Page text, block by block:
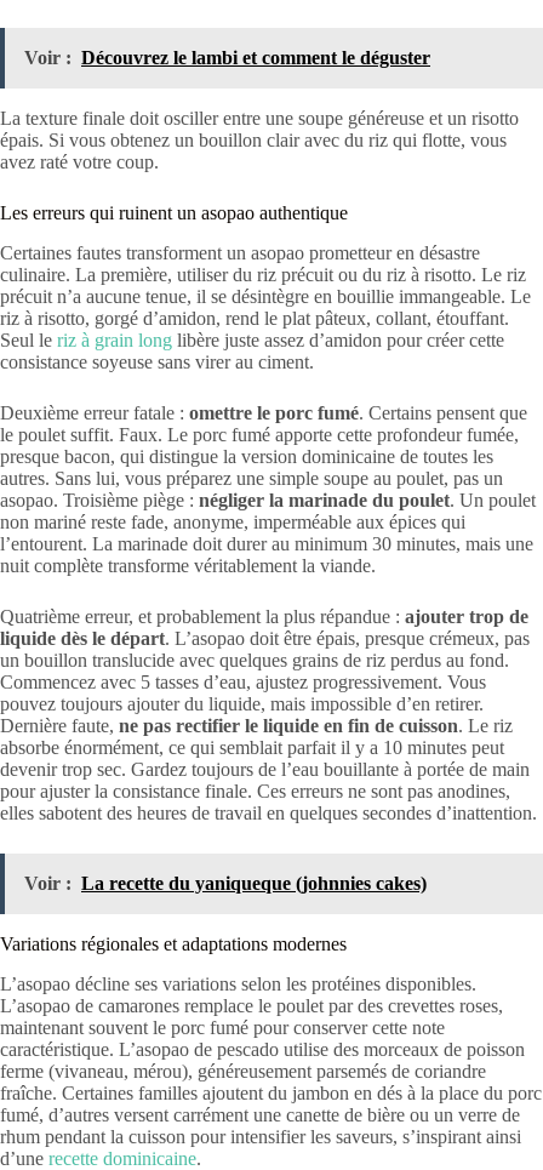
Voir : Découvrez le lambi et comment le déguster
La texture finale doit osciller entre une soupe généreuse et un risotto
épais. Si vous obtenez un bouillon clair avec du riz qui flotte, vous
avez raté votre coup.
Les erreurs qui ruinent un asopao authentique
Certaines fautes transforment un asopao prometteur en désastre
culinaire. La première, utiliser du riz précuit ou du riz à risotto. Le riz
précuit n’a aucune tenue, il se désintègre en bouillie immangeable. Le
riz à risotto, gorgé d’amidon, rend le plat pâteux, collant, étouffant.
Seul le riz à grain long libère juste assez d’amidon pour créer cette
consistance soyeuse sans virer au ciment.
Deuxième erreur fatale : omettre le porc fumé. Certains pensent que
le poulet suffit. Faux. Le porc fumé apporte cette profondeur fumée,
presque bacon, qui distingue la version dominicaine de toutes les
autres. Sans lui, vous préparez une simple soupe au poulet, pas un
asopao. Troisième piège : négliger la marinade du poulet. Un poulet
non mariné reste fade, anonyme, imperméable aux épices qui
l’entourent. La marinade doit durer au minimum 30 minutes, mais une
nuit complète transforme véritablement la viande.
Quatrième erreur, et probablement la plus répandue : ajouter trop de
liquide dès le départ. L’asopao doit être épais, presque crémeux, pas
un bouillon translucide avec quelques grains de riz perdus au fond.
Commencez avec 5 tasses d’eau, ajustez progressivement. Vous
pouvez toujours ajouter du liquide, mais impossible d’en retirer.
Dernière faute, ne pas rectifier le liquide en fin de cuisson. Le riz
absorbe énormément, ce qui semblait parfait il y a 10 minutes peut
devenir trop sec. Gardez toujours de l’eau bouillante à portée de main
pour ajuster la consistance finale. Ces erreurs ne sont pas anodines,
elles sabotent des heures de travail en quelques secondes d’inattention.
Voir : La recette du yaniqueque (johnnies cakes)
Variations régionales et adaptations modernes
L’asopao décline ses variations selon les protéines disponibles.
L’asopao de camarones remplace le poulet par des crevettes roses,
maintenant souvent le porc fumé pour conserver cette note
caractéristique. L’asopao de pescado utilise des morceaux de poisson
ferme (vivaneau, mérou), généreusement parsemés de coriandre
fraîche. Certaines familles ajoutent du jambon en dés à la place du porc
fumé, d’autres versent carrément une canette de bière ou un verre de
rhum pendant la cuisson pour intensifier les saveurs, s’inspirant ainsi
d’une recette dominicaine.